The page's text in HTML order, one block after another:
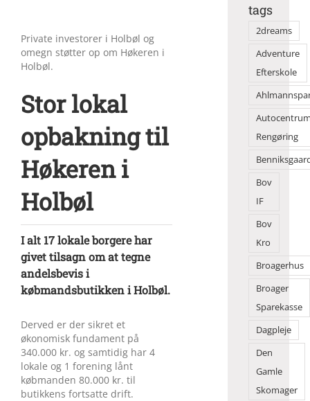
Private investorer i Holbøl og
omegn støtter op om Høkeren i
Holbøl.
Stor lokal
opbakning til
Høkeren i
Holbøl
I alt 17 lokale borgere har
givet tilsagn om at tegne
andelsbevis i
købmandsbutikken i Holbøl.
Derved er der sikret et
økonomisk fundament på
340.000 kr. og samtidig har 4
lokale og 1 forening lånt
købmanden 80.000 kr. til
butikkens fortsatte drift.
tags
2dreams
Adventure
Efterskole
Rengøring
Bov
IF
Bov
Kro
Broagerhus
Broager
Sparekasse
Dagpleje
Den
Gamle
Skomager